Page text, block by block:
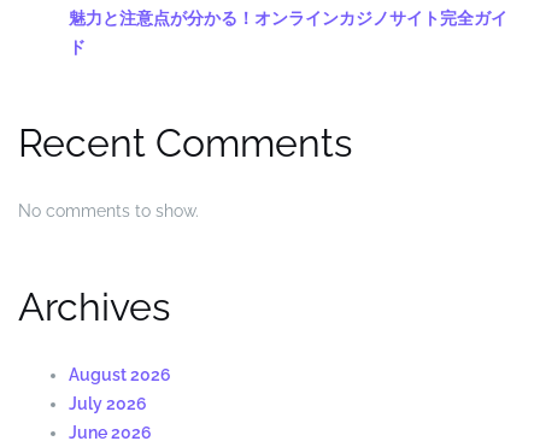
魅力と注意点が分かる！オンラインカジノサイト完全ガイ
ド
Recent Comments
No comments to show.
Archives
August 2026
July 2026
June 2026